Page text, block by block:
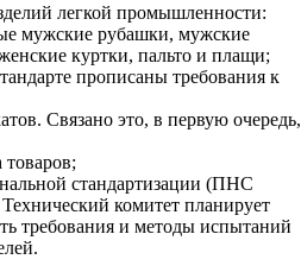
легкой промышленности:
мужские рубашки, мужские
куртки, пальто и плащи;
прописаны требования к
Связано это, в первую очередь,
товаров;
стандартизации (ПНС
комитет планирует
требования и методы испытаний